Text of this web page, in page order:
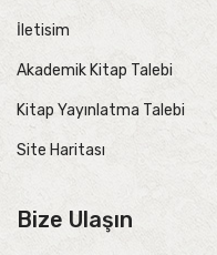
İletisim
Akademik Kitap Talebi
Kitap Yayınlatma Talebi
Site Haritası
Bize Ulaşın